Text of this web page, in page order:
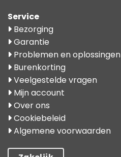
Service
Bezorging
Garantie
Problemen en oplossingen
Burenkorting
Veelgestelde vragen
Mijn account
Over ons
Cookiebeleid
Algemene voorwaarden